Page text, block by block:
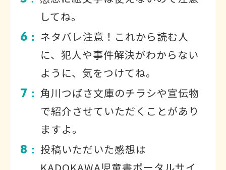
してね。
6 ： ネタバレ注意！これから読む人
に、犯人や事件解決がわからない
ように、気をつけてね。
7 ： 角川つばさ文庫のチラシや宣伝物
で紹介させていただくことがあり
ますよ。
8 ： 投稿いただいた感想は
KADOKAWA児童書ポータルサイ